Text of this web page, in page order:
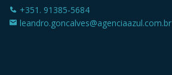
+351. 91385-5684
leandro.goncalves@agenciaazul.com.br